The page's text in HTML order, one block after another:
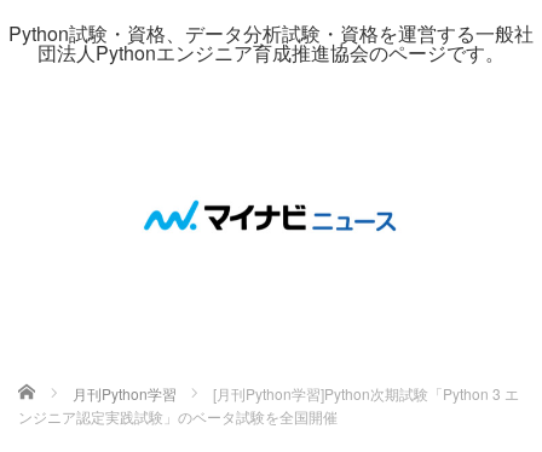
Python試験・資格、データ分析試験・資格を運営する一般社
団法人Pythonエンジニア育成推進協会のページです。
ホーム 月刊Python学習
[月刊Python学習]Python次期試験「Python 3 エ
ンジニア認定実践試験」のベータ試験を全国開催